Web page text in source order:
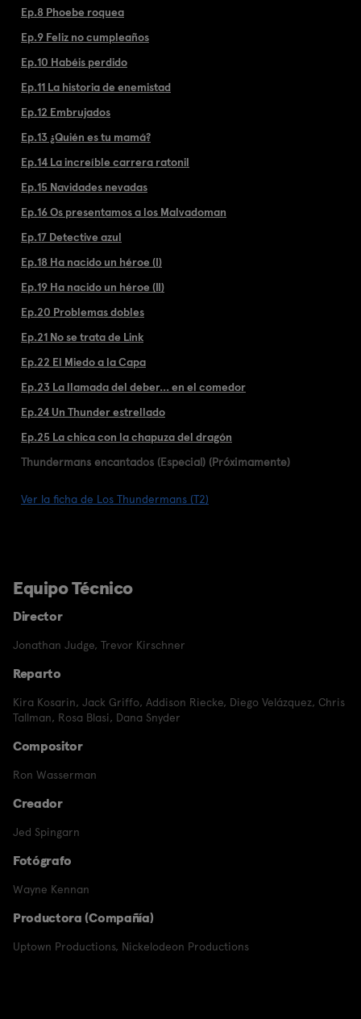
Ep.8 Phoebe roquea
Ep.9 Feliz no cumpleaños
Ep.10 Habéis perdido
Ep.11 La historia de enemistad
Ep.12 Embrujados
Ep.13 ¿Quién es tu mamá?
Ep.14 La increíble carrera ratonil
Ep.15 Navidades nevadas
Ep.16 Os presentamos a los Malvadoman
Ep.17 Detective azul
Ep.18 Ha nacido un héroe (I)
Ep.19 Ha nacido un héroe (II)
Ep.20 Problemas dobles
Ep.21 No se trata de Link
Ep.22 El Miedo a la Capa
Ep.23 La llamada del deber... en el comedor
Ep.24 Un Thunder estrellado
Ep.25 La chica con la chapuza del dragón
Thundermans encantados (Especial) (Próximamente)
Ver la ficha de Los Thundermans (T2)
Equipo Técnico
Director
Jonathan Judge, Trevor Kirschner
Reparto
Kira Kosarin, Jack Griffo, Addison Riecke, Diego Velázquez, Chris
Tallman, Rosa Blasi, Dana Snyder
Compositor
Ron Wasserman
Creador
Jed Spingarn
Fotógrafo
Wayne Kennan
Productora (Compañía)
Uptown Productions, Nickelodeon Productions